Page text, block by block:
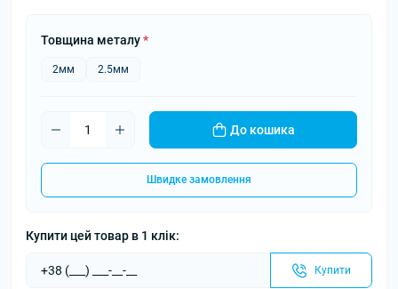
Товщина металу*
2мм 2.5мм
До кошика
Швидке замовлення
Купити цей товар в 1 клік:
Купити